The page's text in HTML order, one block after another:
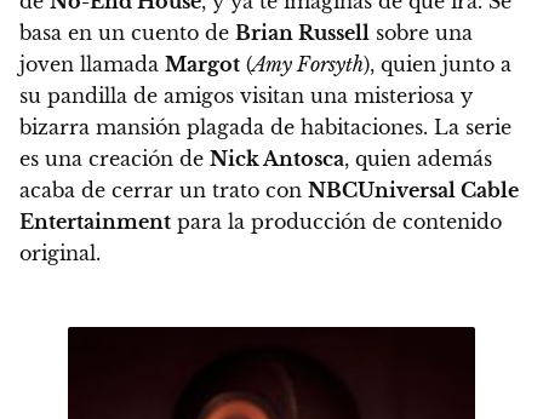
basa en un cuento de Brian Russell sobre una
joven llamada Margot (Amy Forsyth), quien junto a
su pandilla de amigos visitan una misteriosa y
bizarra mansión plagada de habitaciones. La serie
es una creación de Nick Antosca, quien además
acaba de cerrar un trato con NBCUniversal Cable
Entertainment para la producción de contenido
original.